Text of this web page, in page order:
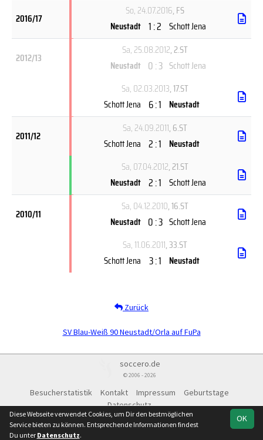
2016/17
So, 24.07.2016, FS
Neustadt 1 : 2 Schott Jena
2012/13
Sa, 25.08.2012, 2.ST
Neustadt 0 : 3 Schott Jena
Sa, 02.03.2013, 17.ST
Schott Jena 6 : 1 Neustadt
2011/12
Sa, 24.09.2011, 6.ST
Schott Jena 2 : 1 Neustadt
Sa, 07.04.2012, 21.ST
Neustadt 2 : 1 Schott Jena
2010/11
Sa, 04.12.2010, 16.ST
Neustadt 0 : 3 Schott Jena
Sa, 11.06.2011, 33.ST
Schott Jena 3 : 1 Neustadt
Zurück
SV Blau-Weiß 90 Neustadt/Orla auf FuPa
soccero.de
© 2006 - 2026
Besucherstatistik Kontakt Impressum
Geburtstage
Datenschutz
OK
Diese Webseite verwendet Cookies, um Dir den bestmöglichen
Service bieten zu können. Entsprechende Informationen findest
Du unter Datenschutz.